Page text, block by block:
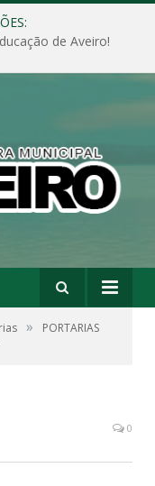
de Aveiro!
»
PORTARIAS
0